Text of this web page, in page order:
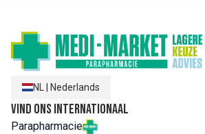
NL Nederlands
Vind ons internationaal
Parapharmacie